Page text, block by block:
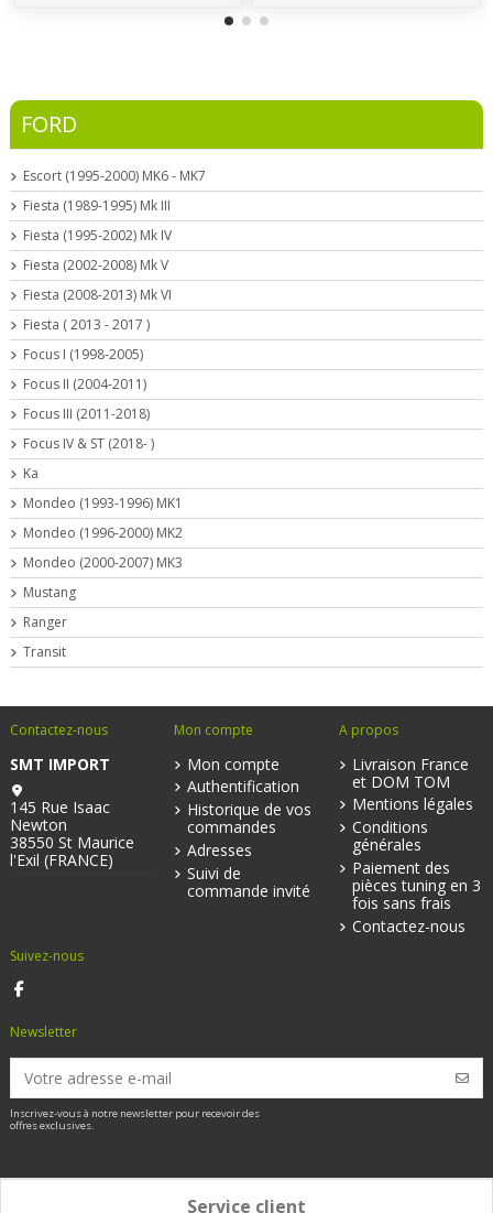
FORD
Escort (1995-2000) MK6 - MK7
Fiesta (1989-1995) Mk III
Fiesta (1995-2002) Mk IV
Fiesta (2002-2008) Mk V
Fiesta (2008-2013) Mk VI
Fiesta ( 2013 - 2017 )
Focus I (1998-2005)
Focus II (2004-2011)
Focus III (2011-2018)
Focus IV & ST (2018- )
Ka
Mondeo (1993-1996) MK1
Mondeo (1996-2000) MK2
Mondeo (2000-2007) MK3
Mustang
Ranger
Transit
Contactez-nous
SMT IMPORT
145 Rue Isaac
Newton
38550 St Maurice
l'Exil (FRANCE)
Mon compte
Mon compte
Authentification
Historique de vos
commandes
Adresses
Suivi de
commande invité
A propos
Livraison France
et DOM TOM
Mentions légales
Conditions
générales
Paiement des
pièces tuning en 3
fois sans frais
Contactez-nous
Suivez-nous
Newsletter
Inscrivez-vous à notre newsletter pour recevoir des
offres exclusives.
Service client